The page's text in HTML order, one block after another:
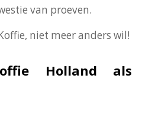
van proeven.
niet meer anders wil!
Holland als